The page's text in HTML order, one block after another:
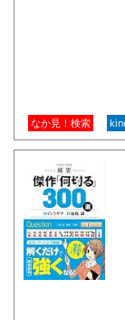
なか見！検索